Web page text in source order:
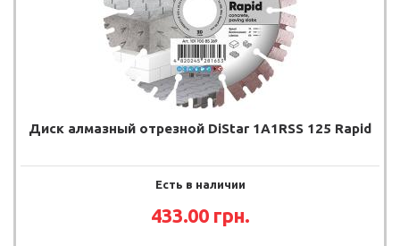
Диск алмазный отрезной DiStar 1A1RSS 125 Rapid
Есть в наличии
433.00 грн.